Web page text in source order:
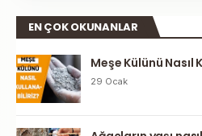
EN ÇOK OKUNANLAR
Meşe Külünü
29 Ocak